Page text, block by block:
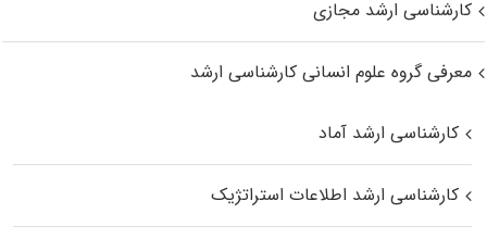
کارشناسی ارشد مجازی
معرفی گروه علوم انسانی کارشناسی ارشد
کارشناسی ارشد آماد
کارشناسی ارشد اطلاعات استراتژیک